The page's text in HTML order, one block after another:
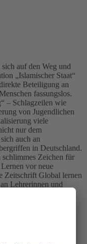
auf den Weg und
„Islamischer Staat“
Beteiligung an
fassungslos.
– Schlagzeilen wie
von Jugendlichen
viele
nur dem
auch an
in Deutschland.
Zeichen für
vor neue
Zeitschrift Global lernen
Lehrerinnen und
behandelt ein
und
Konfirmation,
auf der
PDF | GL